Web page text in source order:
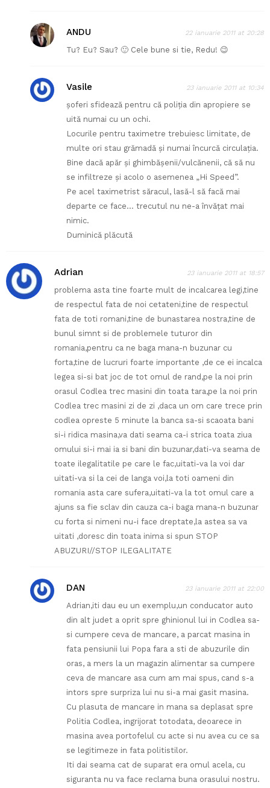
ANDU 22 ianuarie 2011 at 20:28
Tu? Eu? Sau? 🙂 Cele bune si tie, Redu! 😉
Vasile 23 ianuarie 2011 at 10:34
şoferi sfidează pentru că poliţia din apropiere se
uită numai cu un ochi.
Locurile pentru taximetre trebuiesc limitate, de
multe ori stau grămadă şi numai încurcă circulaţia.
Bine dacă apăr şi ghimbăşenii/vulcănenii, că să nu
se infiltreze şi acolo o asemenea „Hi Speed”.
Pe acel taximetrist săracul, lasă-l să facă mai
departe ce face… trecutul nu ne-a învăţat mai
nimic.
Duminică plăcută
Adrian 23 ianuarie 2011 at 18:57
problema asta tine foarte mult de incalcarea legi,tine
de respectul fata de noi cetateni,tine de respectul
fata de toti romani,tine de bunastarea nostra,tine de
bunul simnt si de problemele tuturor din
romania,pentru ca ne baga mana-n buzunar cu
forta,tine de lucruri foarte importante ,de ce ei incalca
legea si-si bat joc de tot omul de rand,pe la noi prin
orasul Codlea trec masini din toata tara,pe la noi prin
Codlea trec masini zi de zi ,daca un om care trece prin
codlea opreste 5 minute la banca sa-si scaoata bani
si-i ridica masina,va dati seama ca-i strica toata ziua
omului si-i mai ia si bani din buzunar,dati-va seama de
toate ilegalitatile pe care le fac,uitati-va la voi dar
uitati-va si la cei de langa voi,la toti oameni din
romania asta care sufera,uitati-va la tot omul care a
ajuns sa fie sclav din cauza ca-i baga mana-n buzunar
cu forta si nimeni nu-i face dreptate,la astea sa va
uitati ,doresc din toata inima si spun STOP
ABUZURI//STOP ILEGALITATE
DAN 23 ianuarie 2011 at 22:00
Adrian,iti dau eu un exemplu,un conducator auto
din alt judet a oprit spre ghinionul lui in Codlea sa-
si cumpere ceva de mancare, a parcat masina in
fata pensiunii lui Popa fara a sti de abuzurile din
oras, a mers la un magazin alimentar sa cumpere
ceva de mancare asa cum am mai spus, cand s-a
intors spre surpriza lui nu si-a mai gasit masina.
Cu plasuta de mancare in mana sa deplasat spre
Politia Codlea, ingrijorat totodata, deoarece in
masina avea portofelul cu acte si nu avea cu ce sa
se legitimeze in fata politistilor.
Iti dai seama cat de suparat era omul acela, cu
siguranta nu va face reclama buna orasului nostru.